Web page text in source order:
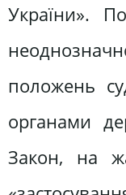
України».
положень
органами
Закон, на